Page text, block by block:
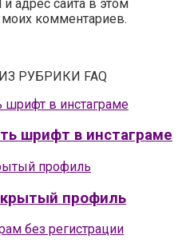
адрес сайта в этом
комментариев.
РУБРИКИ FAQ
шрифт в инстаграме
профиль